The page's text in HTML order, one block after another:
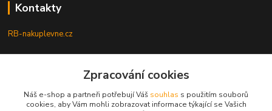
Kontakty
RB-nakuplevne.cz
+420 222722421Zpracování cookies
Náš e-shop a partneři potřebují Váš souhlas s použitím souborů
cookies, aby Vám mohli zobrazovat informace týkající se Vašich